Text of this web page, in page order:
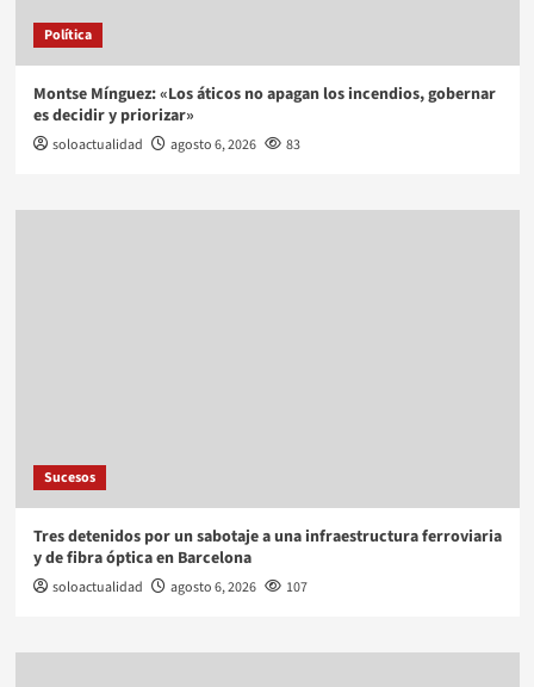
Política
Montse Mínguez: «Los áticos no apagan los incendios, gobernar
es decidir y priorizar»
soloactualidad agosto 6, 2026 83
Sucesos
Tres detenidos por un sabotaje a una infraestructura ferroviaria
y de fibra óptica en Barcelona
soloactualidad agosto 6, 2026 107